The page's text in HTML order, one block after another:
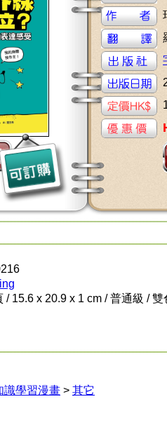
/ 15.6 x 20.9 x 1 cm / 普通級 / 雙
識學習漫畫 > 其它